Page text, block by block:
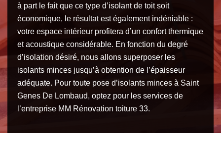
à part le fait que ce type d’isolant de toit soit
économique, le résultat est également indéniable :
votre espace intérieur profitera d’un confort thermique
et acoustique considérable. En fonction du degré
d’isolation désiré, nous allons superposer les
isolants minces jusqu’à obtention de l’épaisseur
adéquate. Pour toute pose d’isolants minces à Saint
Genes De Lombaud, optez pour les services de
l’entreprise MM Rénovation toiture 33.